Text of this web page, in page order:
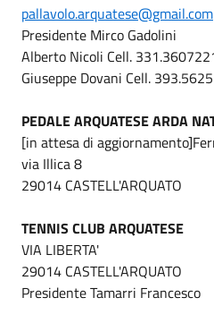
pallavolo.arquatese@gmail.com
Presidente Mirco Gadolini
Alberto Nicoli Cell.
Giuseppe Dovani Cell.
PEDALE ARQUATESE ARDA
[in attesa di
via Illica 8
29014 CASTELL'ARQUATO
TENNIS CLUB ARQUATESE
VIA LIBERTA'
29014 CASTELL'ARQUATO
Presidente Tamarri Francesco